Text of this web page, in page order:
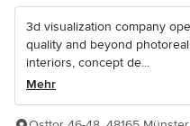
3d visualization company
quality and beyond
interiors, concept de...
Mehr